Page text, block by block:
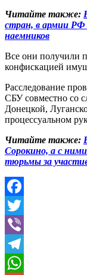
Читайте также:
стран, в армии
наемников
Все они получили
конфискацией
Расследование
СБУ совместно со
Донецкой,
процессуальном
Читайте также:
Сорокино, а с
тюрьмы за
Facebook
Twitter
Viber
Telegram